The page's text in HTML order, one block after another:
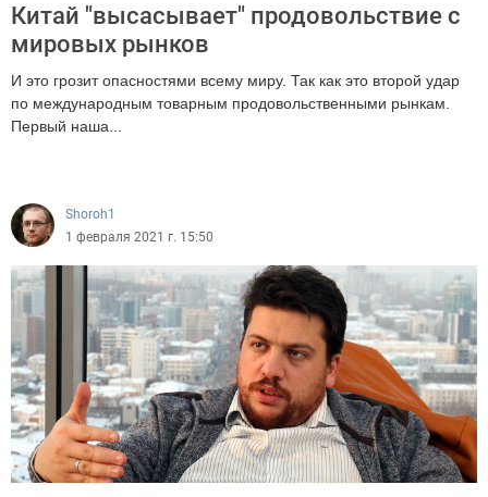
Китай "высасывает" продовольствие с
мировых рынков
И это грозит опасностями всему миру. Так как это второй удар
по международным товарным продовольственными рынкам.
Первый наша...
Shoroh1
1 февраля 2021 г. 15:50